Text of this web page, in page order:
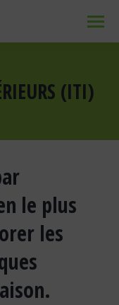
(ITI)
le plus
les